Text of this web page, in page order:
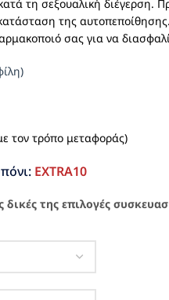
τη σεξουαλική διέγερση.
της
σας για να
τον τρόπο μεταφοράς)
EXTRA10
δικές της επιλογές